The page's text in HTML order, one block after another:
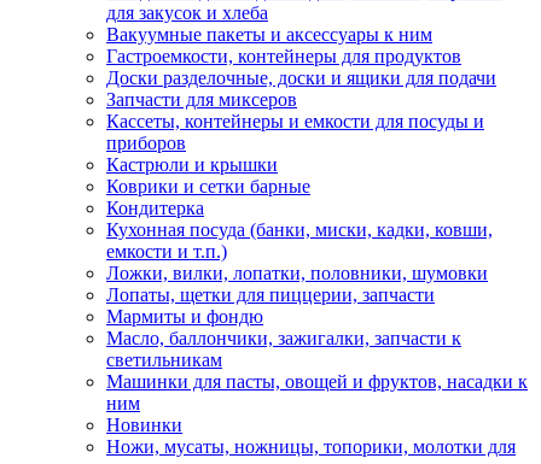
для закусок и хлеба
Вакуумные пакеты и аксессуары к ним
Гастроемкости, контейнеры для продуктов
Доски разделочные, доски и ящики для подачи
Запчасти для миксеров
Кассеты, контейнеры и емкости для посуды и
приборов
Кастрюли и крышки
Коврики и сетки барные
Кондитерка
Кухонная посуда (банки, миски, кадки, ковши,
емкости и т.п.)
Ложки, вилки, лопатки, половники, шумовки
Лопаты, щетки для пиццерии, запчасти
Мармиты и фондю
Масло, баллончики, зажигалки, запчасти к
светильникам
Машинки для пасты, овощей и фруктов, насадки к
ним
Новинки
Ножи, мусаты, ножницы, топорики, молотки для